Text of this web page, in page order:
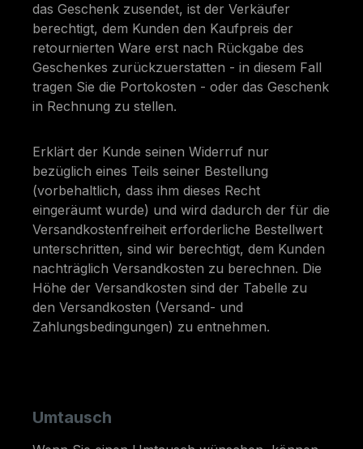
das Geschenk zusendet, ist der Verkäufer
berechtigt, dem Kunden den Kaufpreis der
retournierten Ware erst nach Rückgabe des
Geschenkes zurückzuerstatten - in diesem Fall
tragen Sie die Portokosten - oder das Geschenk
in Rechnung zu stellen.
Erklärt der Kunde seinen Widerruf nur
bezüglich eines Teils seiner Bestellung
(vorbehaltlich, dass ihm dieses Recht
eingeräumt wurde) und wird dadurch der für die
Versandkostenfreiheit erforderliche Bestellwert
unterschritten, sind wir berechtigt, dem Kunden
nachträglich Versandkosten zu berechnen. Die
Höhe der Versandkosten sind der Tabelle zu
den Versandkosten (Versand- und
Zahlungsbedingungen) zu entnehmen.
Umtausch